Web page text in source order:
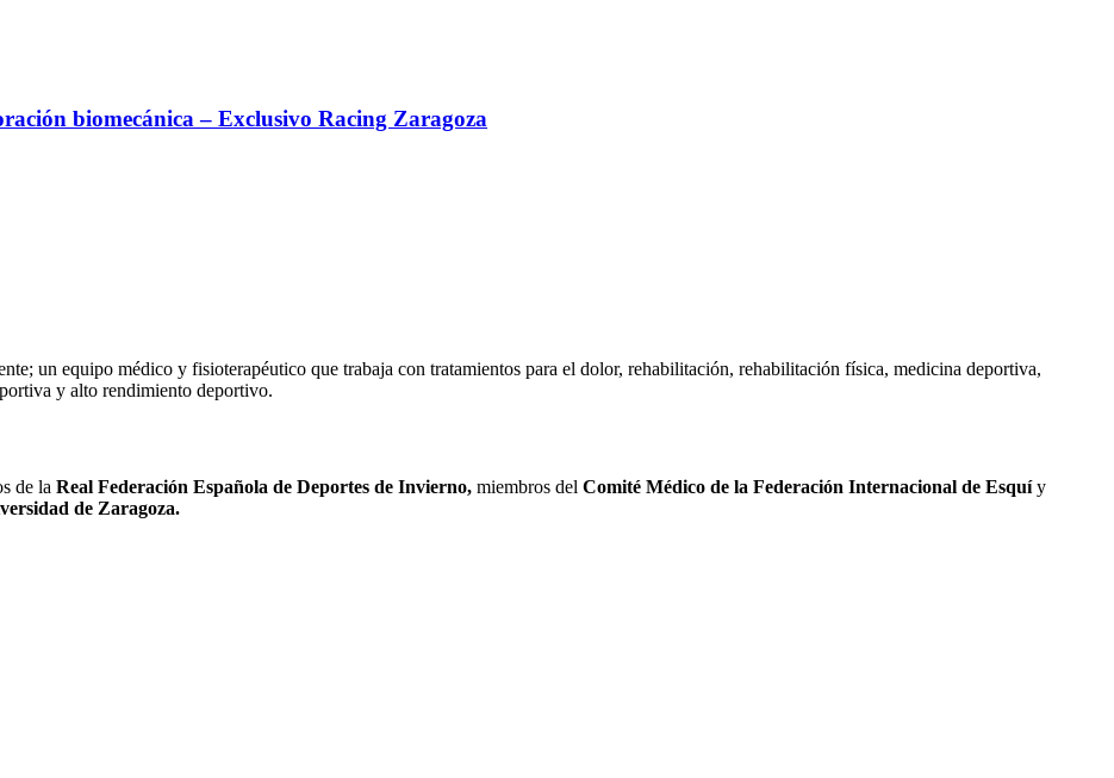
biomecánica – Exclusivo Racing Zaragoza
un equipo médico y fisioterapéutico que trabaja con tratamientos para el dolor, rehabilitación, rehabilitación física, medicina deportiva,
y alto rendimiento deportivo.
de la Real Federación Española de Deportes de Invierno, miembros del Comité Médico de la Federación Internacional de Esquíy
de Zaragoza.